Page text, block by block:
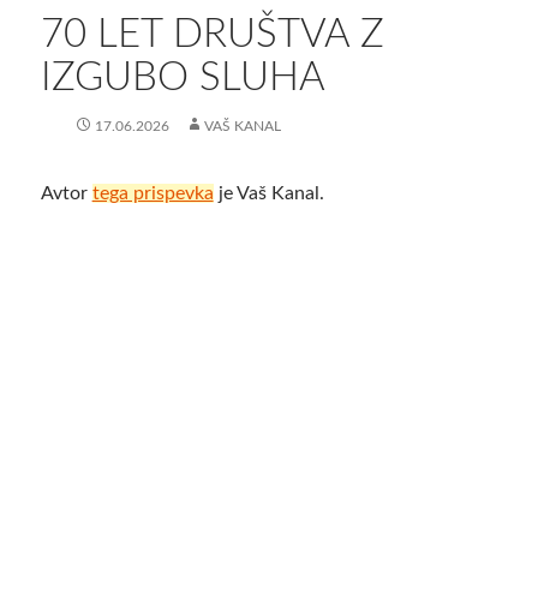
70 LET DRUŠTVA Z
IZGUBO SLUHA
17.06.2026 VAŠ KANAL
Avtor tega prispevka je Vaš Kanal.